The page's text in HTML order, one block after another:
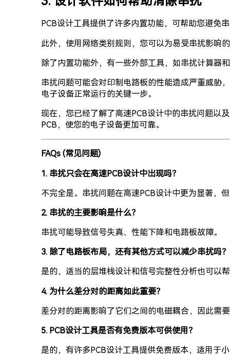
PCB设计工具提供了许多内置功能，可帮助您避免
此外，使用网络类别规则，您可以为易受串扰影响
除了内置功能外，有一些外部工具，如串扰计算器
串扰问题可能会对印制电路板的性能造成严重威胁
电子设备正常运行的关键一步。
现在，您已经了解了高速PCB设计中的串扰问题以
PCB，使您的电子设备更加可靠。
FAQs (常见问题)
1. 串扰只会在高速PCB设计中出现吗？
不完全是。串扰问题在高速PCB设计中更为显著，
2. 串扰的主要影响是什么？
串扰可能导致信号失真、性能下降和电路板故障。
3. 除了电路板布局，还有其他方式可以减少串扰吗？
是的，适当的层堆栈设计和信号完整性分析也可以
4. 为什么差分对的距离如此重要？
差分对的距离影响了它们之间的电磁耦合，因此需
5. PCB设计工具是否有免费版本可供使用？
是的，有许多PCB设计工具提供免费版本，适用于